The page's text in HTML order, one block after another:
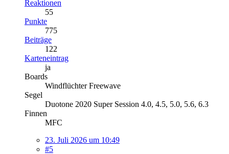
Reaktionen
55
Punkte
775
Beiträge
122
Karteneintrag
ja
Boards
Windflüchter Freewave
Segel
Duotone 2020 Super Session 4.0, 4.5, 5.0, 5.6, 6.3
Finnen
MFC
23. Juli 2026 um 10:49
#5